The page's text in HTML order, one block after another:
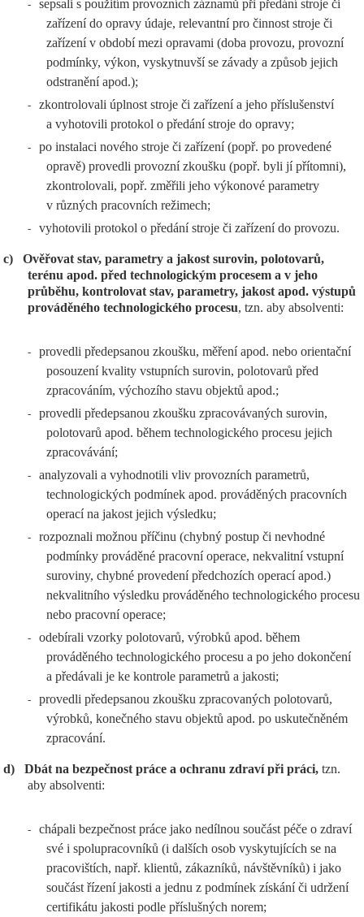
-
sepsali s použitím provozních záznamů při předání stroje či
zařízení do opravy údaje, relevantní pro činnost stroje či
zařízení v období mezi opravami (doba provozu, provozní
podmínky, výkon, vyskytnuvší se závady a způsob jejich
odstranění apod.);
-
zkontrolovali úplnost stroje či zařízení a jeho příslušenství
a vyhotovili protokol o předání stroje do opravy;
-
po instalaci nového stroje či zařízení (popř. po provedené
opravě) provedli provozní zkoušku (popř. byli jí přítomni),
zkontrolovali, popř. změřili jeho výkonové parametry
v různých pracovních režimech;
- vyhotovili protokol o předání stroje či zařízení do provozu.
c)
Ověřovat stav, parametry a jakost surovin, polotovarů,
terénu apod. před technologickým procesem a v jeho
průběhu, kontrolovat stav, parametry, jakost apod. výstupů
prováděného technologického procesu, tzn. aby absolventi:
-
provedli předepsanou zkoušku, měření apod. nebo orientační
posouzení kvality vstupních surovin, polotovarů před
zpracováním, výchozího stavu objektů apod.;
-
provedli předepsanou zkoušku zpracovávaných surovin,
polotovarů apod. během technologického procesu jejich
zpracovávání;
-
analyzovali a vyhodnotili vliv provozních parametrů,
technologických podmínek apod. prováděných pracovních
operací na jakost jejich výsledku;
-
rozpoznali možnou příčinu (chybný postup či nevhodné
podmínky prováděné pracovní operace, nekvalitní vstupní
suroviny, chybné provedení předchozích operací apod.)
nekvalitního výsledku prováděného technologického procesu
nebo pracovní operace;
-
odebírali vzorky polotovarů, výrobků apod. během
prováděného technologického procesu a po jeho dokončení
a předávali je ke kontrole parametrů a jakosti;
-
provedli předepsanou zkoušku zpracovaných polotovarů,
výrobků, konečného stavu objektů apod. po uskutečněném
zpracování.
d) Dbát na bezpečnost práce a ochranu zdraví při práci, tzn.
aby absolventi:
-
chápali bezpečnost práce jako nedílnou součást péče o zdraví
své i spolupracovníků (i dalších osob vyskytujících se na
pracovištích, např. klientů, zákazníků, návštěvníků) i jako
součást řízení jakosti a jednu z podmínek získání či udržení
certifikátu jakosti podle příslušných norem;